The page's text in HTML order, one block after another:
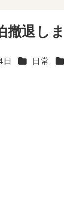
撤退し
カテゴリー
日常